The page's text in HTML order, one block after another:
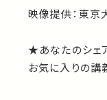
映像提供：東京
★あなたのシェ
お気に入りの講